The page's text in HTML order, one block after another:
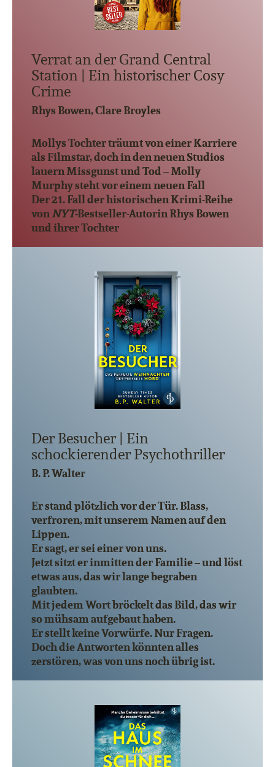
Verrat an der Grand Central
Station | Ein historischer Cosy
Crime
Rhys Bowen, Clare Broyles
Mollys Tochter träumt von einer Karriere
als Filmstar, doch in den neuen Studios
lauern Missgunst und Tod – Molly
Murphy steht vor einem neuen Fall
Der 21. Fall der historischen Krimi-Reihe
vonNYT-Bestseller-Autorin Rhys Bowen
und ihrer Tochter
Der Besucher | Ein
schockierender Psychothriller
B. P. Walter
Er stand plötzlich vor der Tür. Blass,
verfroren, mit unserem Namen auf den
Lippen.
Er sagt, er sei einer von uns.
Jetzt sitzt er inmitten der Familie – und löst
etwas aus, das wir lange begraben
glaubten.
Mit jedem Wort bröckelt das Bild, das wir
so mühsam aufgebaut haben.
Er stellt keine Vorwürfe. Nur Fragen.
Doch die Antworten könnten alles
zerstören, was von uns noch übrig ist.